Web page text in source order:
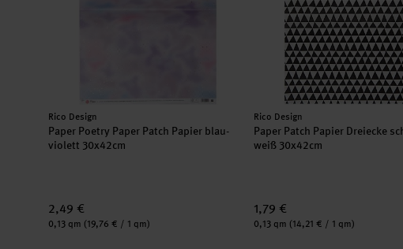
Hersteller:
Rico Design
Paper Poetry Paper Patch Papier blau-
violett 30x42cm
2,49 €
Inhalt:
0,13 qm (19,76 € / 1 qm)
Hersteller:
Rico Design
Paper Patch Papier Dreiecke
weiß 30x42cm
1,79 €
Inhalt:
0,13 qm (14,21 € / 1 qm)